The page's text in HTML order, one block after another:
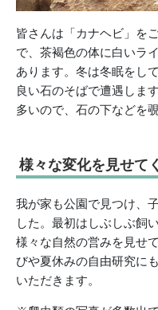
皆さんは「カナヘビ」を
で、茶褐色の体に白いラ
あります。冬は冬眠をし
良い石のそばで遭遇しま
多いので、石の下などを
様々な変化を見せて
我が家も公園で見つけ、
した。最初はしぶしぶ飼
様々な自然の営みを見せ
びや夏休みの自由研究に
いただきます。